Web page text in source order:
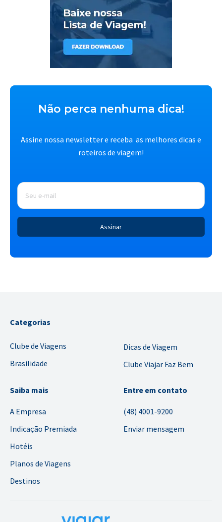
Não perca nenhuma dica!
Assine nossa newsletter e receba as melhores dicas e
roteiros de viagem!
E-
mail *
Categorias
Clube de Viagens
Brasilidade
Dicas de Viagem
Clube Viajar Faz Bem
Saiba mais
A Empresa
Indicação Premiada
Hotéis
Planos de Viagens
Destinos
Entre em contato
(48) 4001-9200
Enviar mensagem